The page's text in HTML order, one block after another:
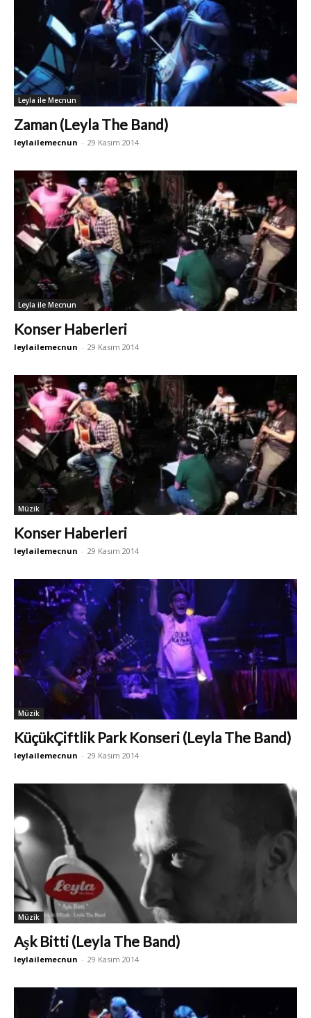
Leyla ile Mecnun
Zaman (Leyla The Band)
leylailemecnun - 29 Kasım 2014
Leyla ile Mecnun
Konser Haberleri
leylailemecnun - 29 Kasım 2014
Müzik
Konser Haberleri
leylailemecnun - 29 Kasım 2014
Müzik
KüçükÇiftlik Park Konseri (Leyla The Band)
leylailemecnun - 29 Kasım 2014
Müzik
Aşk Bitti (Leyla The Band)
leylailemecnun - 29 Kasım 2014